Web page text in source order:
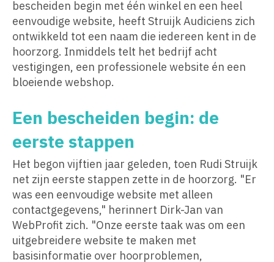
bescheiden begin met één winkel en een heel
eenvoudige website, heeft Struijk Audiciens zich
ontwikkeld tot een naam die iedereen kent in de
hoorzorg. Inmiddels telt het bedrijf acht
vestigingen, een professionele website én een
bloeiende webshop.
Een bescheiden begin: de
eerste stappen
Het begon vijftien jaar geleden, toen Rudi Struijk
net zijn eerste stappen zette in de hoorzorg. "Er
was een eenvoudige website met alleen
contactgegevens," herinnert Dirk-Jan van
WebProfit zich. "Onze eerste taak was om een
uitgebreidere website te maken met
basisinformatie over hoorproblemen,